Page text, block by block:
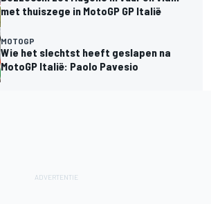
met thuiszege in MotoGP GP Italië
MOTOGP
Wie het slechtst heeft geslapen na
MotoGP Italië: Paolo Pavesio